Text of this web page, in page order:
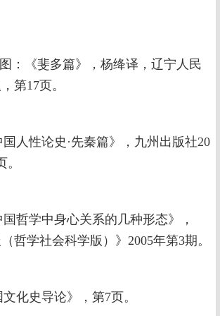
：《斐多篇》，杨绛译，辽宁人民
第17页。
人性论史·先秦篇》，九州出版社20
哲学中身心关系的几种形态》，
哲学社会科学版）》2005年第3期。
化史导论》，第7页。